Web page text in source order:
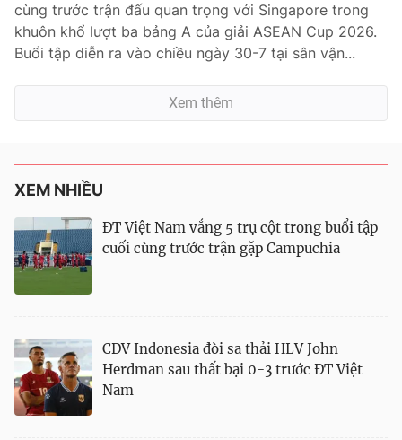
cùng trước trận đấu quan trọng với Singapore trong
khuôn khổ lượt ba bảng A của giải ASEAN Cup 2026.
Buổi tập diễn ra vào chiều ngày 30-7 tại sân vận...
Xem thêm
XEM NHIỀU
ĐT Việt Nam vắng 5 trụ cột trong buổi tập
cuối cùng trước trận gặp Campuchia
CĐV Indonesia đòi sa thải HLV John
Herdman sau thất bại 0-3 trước ĐT Việt
Nam